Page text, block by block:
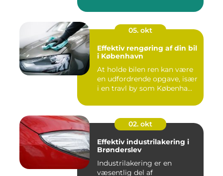
05. okt
Effektiv rengøring af din bil
i København
At holde bilen ren kan være
en udfordrende opgave, især
i en travl by som Københa...
02. okt
Effektiv industrilakering i
Brønderslev
Industrilakering er en
væsentlig del af